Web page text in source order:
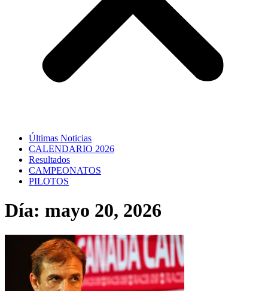
Últimas Noticias
CALENDARIO 2026
Resultados
CAMPEONATOS
PILOTOS
Día: mayo 20, 2026